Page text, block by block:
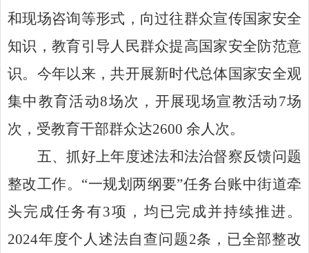
和现场咨询等形式，向过往群众宣传国家安全
知识，教育引导人民群众提高国家安全防范意
识。今年以来，共开展新时代总体国家安全观
集中教育活动8场次，开展现场宣教活动7场
次，受教育干部群众达2600 余人次。
五、抓好上年度述法和法治督察反馈问题
整改工作。 “一规划两纲要”任务台账中街道牵
头完成任务有3项，均已完成并持续推进。
2024年度个人述法自查问题2条，已全部整改